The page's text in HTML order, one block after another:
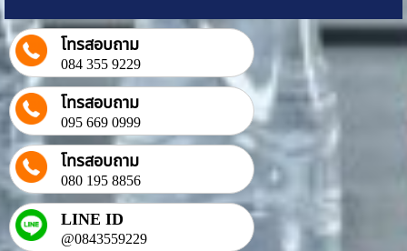
โทรสอบถาม
084 355 9229
โทรสอบถาม
095 669 0999
โทรสอบถาม
080 195 8856
LINE ID
@0843559229